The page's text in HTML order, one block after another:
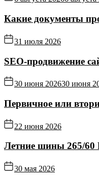
Какие документы
31 июля 2026
SEO-продвижение
30 июня 202630 июня
Первичное или
22 июня 2026
Летние шины 265/60
30 мая 2026